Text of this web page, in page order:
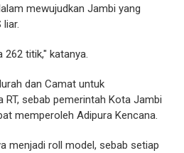
mewujudkan Jambi yang
262 titik," katanya.
dan Camat untuk
RT, sebab pemerintah Kota Jambi
memperoleh Adipura Kencana.
menjadi roll model, sebab setiap